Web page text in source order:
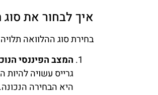
איך לבחור את
בחירת סוג ההלוואה
המצב הפיננסי
גרייס עשויה
היא הבחירה הנכונה.